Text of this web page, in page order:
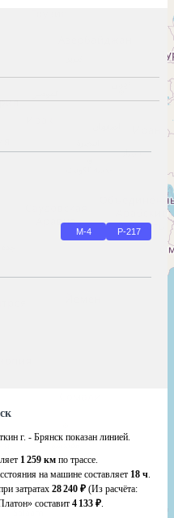
М-4 Р-217
г. - Брянск показан линией.
1 259 км по трассе.
на машине составляет 18 ч.
затратах 28 240 ₽ (Из расчёта:
составит 4 133 ₽.